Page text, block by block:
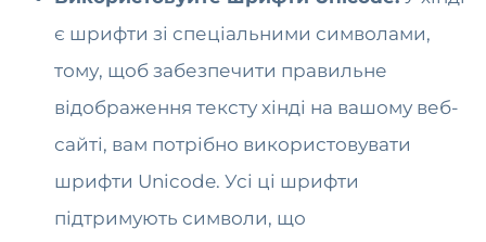
є шрифти зі спеціальними символами,
тому, щоб забезпечити правильне
відображення тексту хінді на вашому веб-
сайті, вам потрібно використовувати
шрифти Unicode. Усі ці шрифти
підтримують символи, що